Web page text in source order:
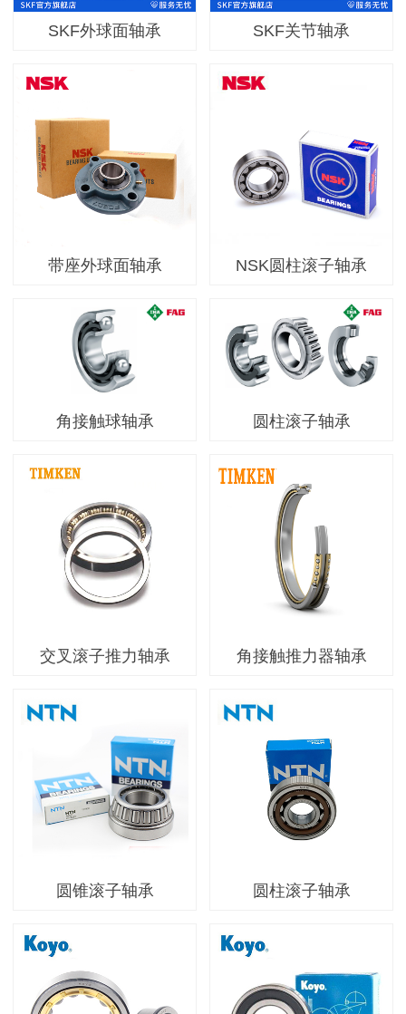
SKF外球面轴承 SKF关节轴承
带座外球面轴承 NSK圆柱滚子轴承
角接触球轴承 圆柱滚子轴承
交叉滚子推力轴承 角接触推力器轴承
圆锥滚子轴承 圆柱滚子轴承